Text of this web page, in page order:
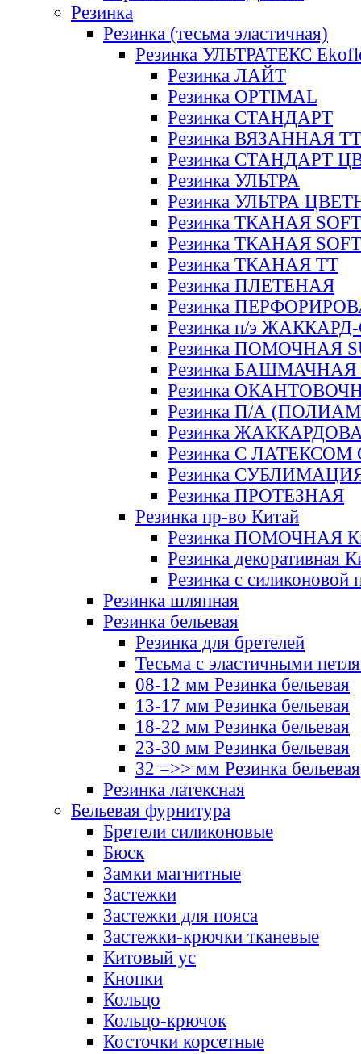
Резинка
Резинка (тесьма эластичная)
Резинка УЛЬТРАТЕКС
Резинка ЛАЙТ
Резинка OPTIMAL
Резинка СТАНДАРТ
Резинка ВЯЗАННАЯ ТТ
Резинка СТАНДАРТ
Резинка УЛЬТРА
Резинка УЛЬТРА
Резинка ТКАНАЯ SOFT
Резинка ТКАНАЯ
Резинка ТКАНАЯ ТТ
Резинка ПЛЕТЕНАЯ
Резинка
Резинка п/э
Резинка ПОМОЧНАЯ
Резинка БАШМАЧНАЯ
Резинка
Резинка П/А
Резинка
Резинка С ЛАТЕКСОМ
Резинка
Резинка ПРОТЕЗНАЯ
Резинка пр-во Китай
Резинка ПОМОЧНАЯ
Резинка декоративная
Резинка с силиконовой
Резинка шляпная
Резинка бельевая
Резинка для бретелей
Тесьма с эластичными
08-12 мм Резинка бельевая
13-17 мм Резинка бельевая
18-22 мм Резинка бельевая
23-30 мм Резинка бельевая
32 =>> мм Резинка бельевая
Резинка латексная
Бельевая фурнитура
Бретели силиконовые
Бюск
Замки магнитные
Застежки
Застежки для пояса
Застежки-крючки тканевые
Китовый ус
Кнопки
Кольцо
Кольцо-крючок
Косточки корсетные